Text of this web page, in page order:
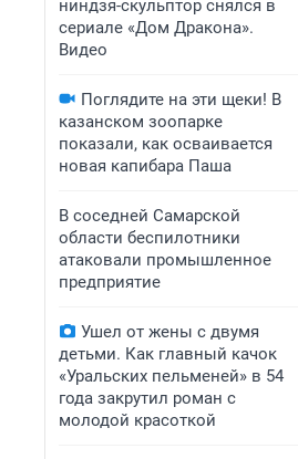
ниндзя-скульптор снялся в
сериале «Дом Дракона».
Видео
Поглядите на эти щеки! В
казанском зоопарке
показали, как осваивается
новая капибара Паша
В соседней Самарской
области беспилотники
атаковали промышленное
предприятие
Ушел от жены с двумя
детьми. Как главный качок
«Уральских пельменей» в 54
года закрутил роман с
молодой красоткой